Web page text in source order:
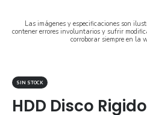
Las imágenes y especificaciones son
contener errores involuntarios y sufrir
corroborar siempre en la
SIN STOCK
HDD Disco